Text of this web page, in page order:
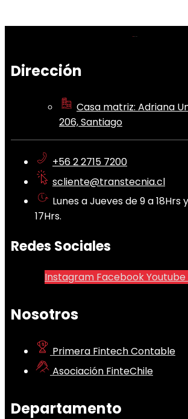
Dirección
Casa matriz: Adriana
206, Santiago
+56 2 2715 7200
scliente@transtecnia.cl
Lunes a Jueves de 9 a 18Hrs
17Hrs.
Redes Sociales
Instagram FacebookYoutube
Nosotros
Primera Fintech Contable
Asociación FinteChile
Departamento